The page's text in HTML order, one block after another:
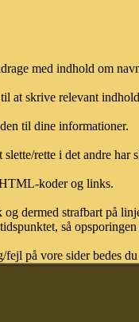
med indhold om
at skrive relevant
til dine informationer.
slette/rette i det andre
koder og links.
dermed strafbart på
så opsporingen
fejl på vore sider bedes